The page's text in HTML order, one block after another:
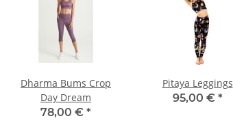
Dharma Bums Crop
Day Dream
78,00 € *
Pitaya Leggings
95,00 € *